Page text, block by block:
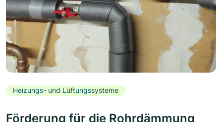
Heizungs- und Lüftungssysteme
Förderung für die Rohrdämmung